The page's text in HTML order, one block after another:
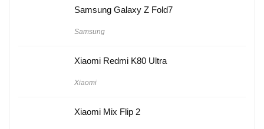
Samsung Galaxy Z Fold7
Samsung
Xiaomi Redmi K80 Ultra
Xiaomi
Xiaomi Mix Flip 2